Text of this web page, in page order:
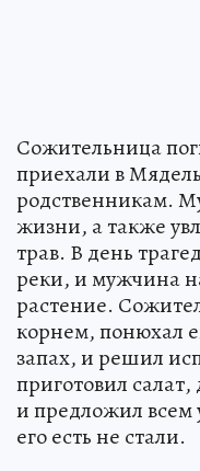
Сожительница
приехали в
родственникам.
жизни, а также
трав. В день
реки, и мужчина
растение.
корнем, понюхал
запах, и решил
приготовил
и предложил всем
его есть не стали.